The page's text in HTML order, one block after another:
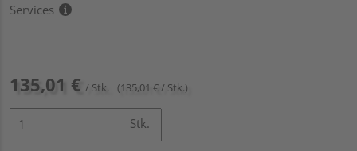
Services
135,01 € / Stk. (135,01 € / Stk.)
Stk.